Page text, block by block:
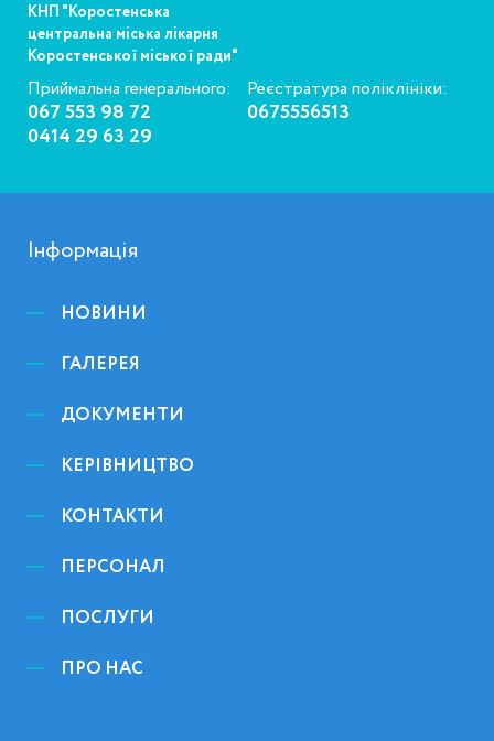
КНП "Коростенська
центральна міська лікарня
Коростенської міської ради"
Приймальна генерального:
067 553 98 72
0414 29 63 29
Реєстратура поліклініки:
0675556513
Інформація
НОВИНИ
ГАЛЕРЕЯ
ДОКУМЕНТИ
КЕРІВНИЦТВО
КОНТАКТИ
ПЕРСОНАЛ
ПОСЛУГИ
ПРО НАС